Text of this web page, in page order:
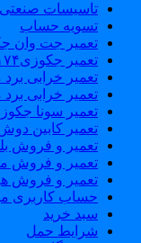
تاسیسات صنعتی
تسویه حساب
تعمیر جت وان
تعمیر جکوزی۸۸۰۴۲۱۷۴_فروش وان_جکوزی
تعمیر خرابی برد
تعمیر خرابی برد
تعمیر سونا جکوزی۰۹۱۲۱۵۰۷۸۲۵#| Sauna | Jacuzzi
تعمیر کابین دوش۸۸۰۴۲۱۷۴_فروش کابین دوش
تعمیر و فروش
تعمیر و فروش
تعمیر و فروش
حساب کاربری من
سبد خرید
شرایط حمل